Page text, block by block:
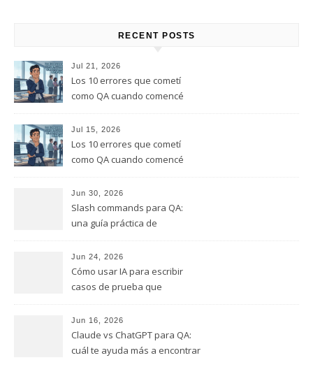
RECENT POSTS
Jul 21, 2026
Los 10 errores que cometí
como QA cuando comencé
(Parte 2)
Jul 15, 2026
Los 10 errores que cometí
como QA cuando comencé
(Parte 1)
Jun 30, 2026
Slash commands para QA:
una guía práctica de
empezar a usar hoy
Jun 24, 2026
Cómo usar IA para escribir
casos de prueba que
Jun 16, 2026
Claude vs ChatGPT para QA:
cuál te ayuda más a encontrar